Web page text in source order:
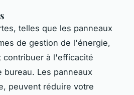
telles que les panneaux
de gestion de l'énergie,
contribuer à l'efficacité
Les panneaux
peuvent réduire votre